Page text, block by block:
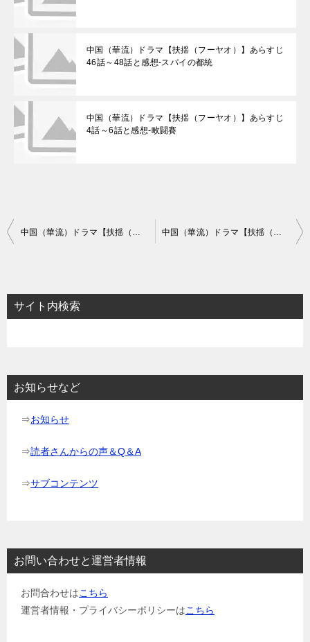
中国（華流）ドラマ【扶揺（フーヤオ）】あらすじ
46話～48話と感想-スパイの都統
中国（華流）ドラマ【扶揺（フーヤオ）】あらすじ
4話～6話と感想-畋闘賽
投
ビ
ゲ
ョ
中国（華流）ドラマ【扶揺（フーヤオ）～伝説の皇后】相関図とキャスト情報 中国（華流）ドラマ【扶揺（フーヤオ）】あらすじ4話～6話と感想-畋闘賽
サイト内検索
お知らせなど
⇒お知らせ
⇒読者さんからの声＆Q＆A
⇒サブコンテンツ
お問い合わせと運営者情報
お問合わせはこちら
運営者情報・プライバシーポリシーはこちら